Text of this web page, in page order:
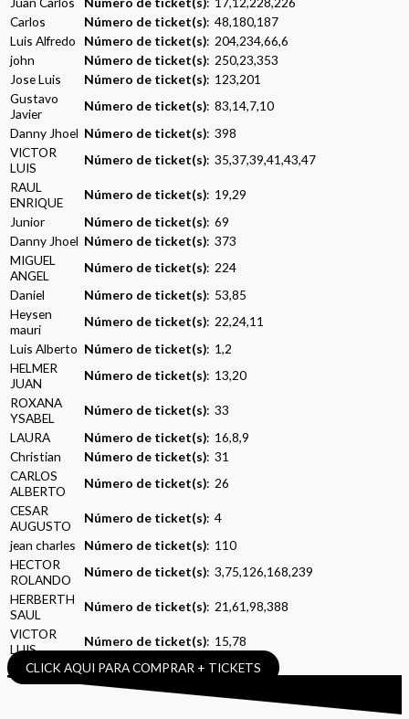
Carlos
Número de ticket(s): 48,180,187
Luis Alfredo
Número de ticket(s): 204,234,66,6
john
Número de ticket(s): 250,23,353
Jose Luis
Número de ticket(s): 123,201
Gustavo
Javier
Número de ticket(s): 83,14,7,10
Danny Jhoel Número de ticket(s): 398
VICTOR
LUIS
Número de ticket(s): 35,37,39,41,43,47
RAUL
ENRIQUE
Número de ticket(s): 19,29
Junior
Número de ticket(s): 69
Danny Jhoel Número de ticket(s): 373
MIGUEL
ANGEL
Número de ticket(s): 224
Daniel
Número de ticket(s): 53,85
Heysen
mauri
Número de ticket(s): 22,24,11
Luis Alberto Número de ticket(s): 1,2
HELMER
JUAN
Número de ticket(s): 13,20
ROXANA
YSABEL
Número de ticket(s): 33
LAURA
Número de ticket(s): 16,8,9
Christian
Número de ticket(s): 31
CARLOS
ALBERTO
Número de ticket(s): 26
CESAR
AUGUSTO
Número de ticket(s): 4
jean charles
Número de ticket(s): 110
HECTOR
ROLANDO
Número de ticket(s): 3,75,126,168,239
HERBERTH
SAUL
Número de ticket(s): 21,61,98,388
VICTOR
LUIS
Número de ticket(s): 15,78
CLICK AQUI PARA COMPRAR + TICKETS